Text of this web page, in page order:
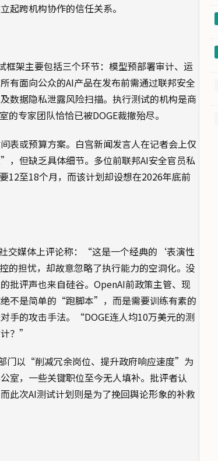
起跨机构协作的信任关系。
框架主要包括三个环节：模型预部署审计、运
有面向公众的AI产品在发布前需通过联邦安全
数据隐私泄露风险扫描。执行测试的机构是商
专家团队恰恰已被DOGE裁撤殆尽。
表或预算方案。白宫新闻发言人在记者会上仅
但缺乏具体细节。多位前联邦AI安全官员私
12至18个月，而该计划却设想在2026年底前
交媒体上评论称：“这是一个经典的‘表演性
担忧，却故意忽略了执行能力的空洞化。没
批评声也来自硅谷。OpenAI前政策主管、现
不是简单的“跑脚本”，而是需要训练有素的
手的攻击手法。“DOGE连人均10万美元的测
？”
门以“削减冗余岗位、提升政府响应速度”为
室，一些关键职位至今无人填补。批评者认
次AI测试计划则是为了挽回舆论形象的补救